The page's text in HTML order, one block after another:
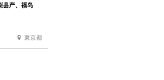
县产、福岛
東京都